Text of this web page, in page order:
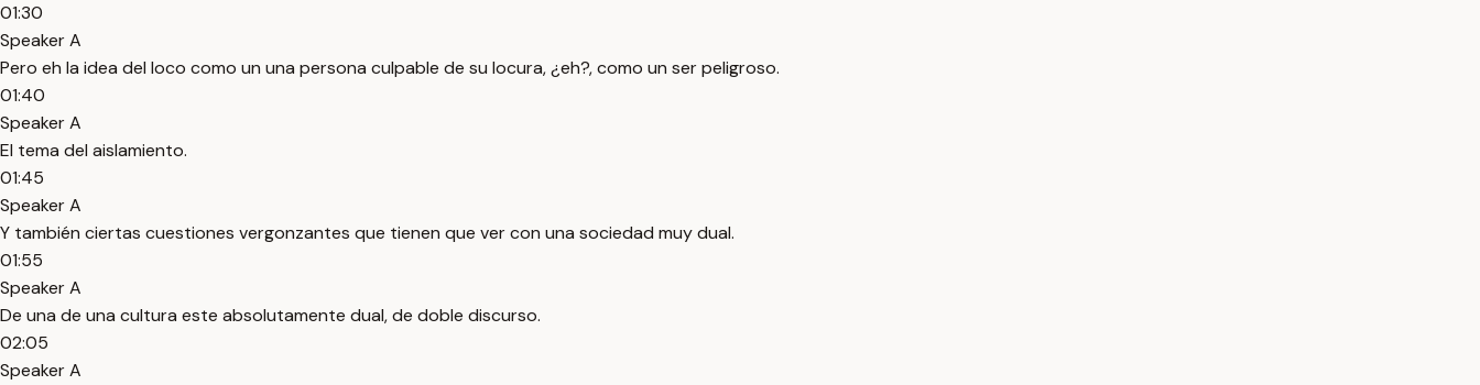
01:30
Speaker A
Pero eh la idea del loco como un una persona culpable de su locura, ¿eh?, como un ser peligroso.
01:40
Speaker A
El tema del aislamiento.
01:45
Speaker A
Y también ciertas cuestiones vergonzantes que tienen que ver con una sociedad muy dual.
01:55
Speaker A
De una de una cultura este absolutamente dual, de doble discurso.
02:05
Speaker A